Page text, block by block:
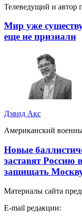
Телеведущий и автор
Мир уже
еще не признали
Дэвид Акс
Американский
Новые
заставят
защищать
Материалы сайта
E-mail редакции: